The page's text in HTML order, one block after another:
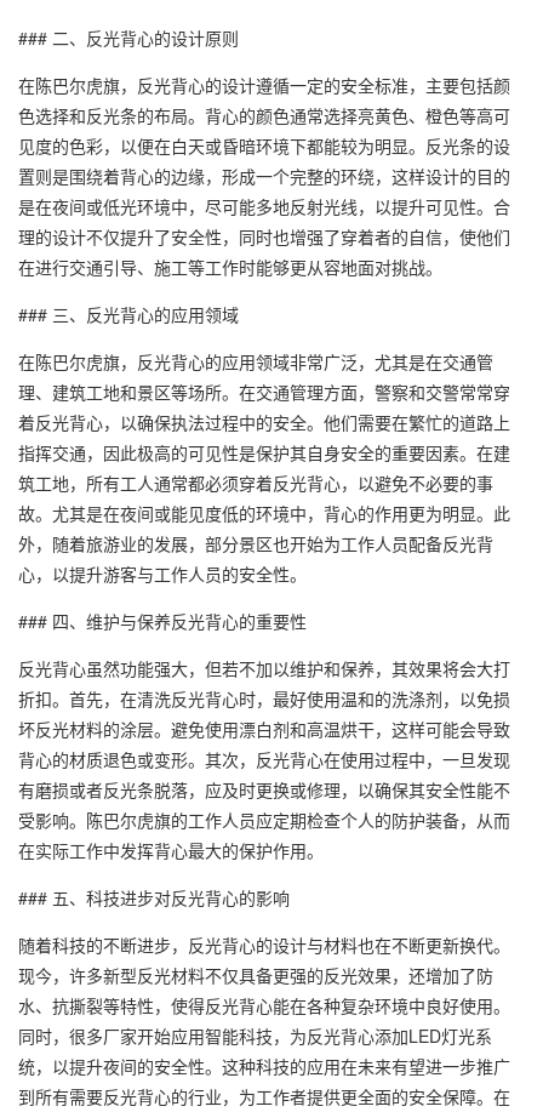
### 二、反光背心的设计原则
在陈巴尔虎旗，反光背心的设计遵循一定的安全标准，主要包括颜
色选择和反光条的布局。背心的颜色通常选择亮黄色、橙色等高可
见度的色彩，以便在白天或昏暗环境下都能较为明显。反光条的设
置则是围绕着背心的边缘，形成一个完整的环绕，这样设计的目的
是在夜间或低光环境中，尽可能多地反射光线，以提升可见性。合
理的设计不仅提升了安全性，同时也增强了穿着者的自信，使他们
在进行交通引导、施工等工作时能够更从容地面对挑战。
### 三、反光背心的应用领域
在陈巴尔虎旗，反光背心的应用领域非常广泛，尤其是在交通管
理、建筑工地和景区等场所。在交通管理方面，警察和交警常常穿
着反光背心，以确保执法过程中的安全。他们需要在繁忙的道路上
指挥交通，因此极高的可见性是保护其自身安全的重要因素。在建
筑工地，所有工人通常都必须穿着反光背心，以避免不必要的事
故。尤其是在夜间或能见度低的环境中，背心的作用更为明显。此
外，随着旅游业的发展，部分景区也开始为工作人员配备反光背
心，以提升游客与工作人员的安全性。
### 四、维护与保养反光背心的重要性
反光背心虽然功能强大，但若不加以维护和保养，其效果将会大打
折扣。首先，在清洗反光背心时，最好使用温和的洗涤剂，以免损
坏反光材料的涂层。避免使用漂白剂和高温烘干，这样可能会导致
背心的材质退色或变形。其次，反光背心在使用过程中，一旦发现
有磨损或者反光条脱落，应及时更换或修理，以确保其安全性能不
受影响。陈巴尔虎旗的工作人员应定期检查个人的防护装备，从而
在实际工作中发挥背心最大的保护作用。
### 五、科技进步对反光背心的影响
随着科技的不断进步，反光背心的设计与材料也在不断更新换代。
现今，许多新型反光材料不仅具备更强的反光效果，还增加了防
水、抗撕裂等特性，使得反光背心能在各种复杂环境中良好使用。
同时，很多厂家开始应用智能科技，为反光背心添加LED灯光系
统，以提升夜间的安全性。这种科技的应用在未来有望进一步推广
到所有需要反光背心的行业，为工作者提供更全面的安全保障。在